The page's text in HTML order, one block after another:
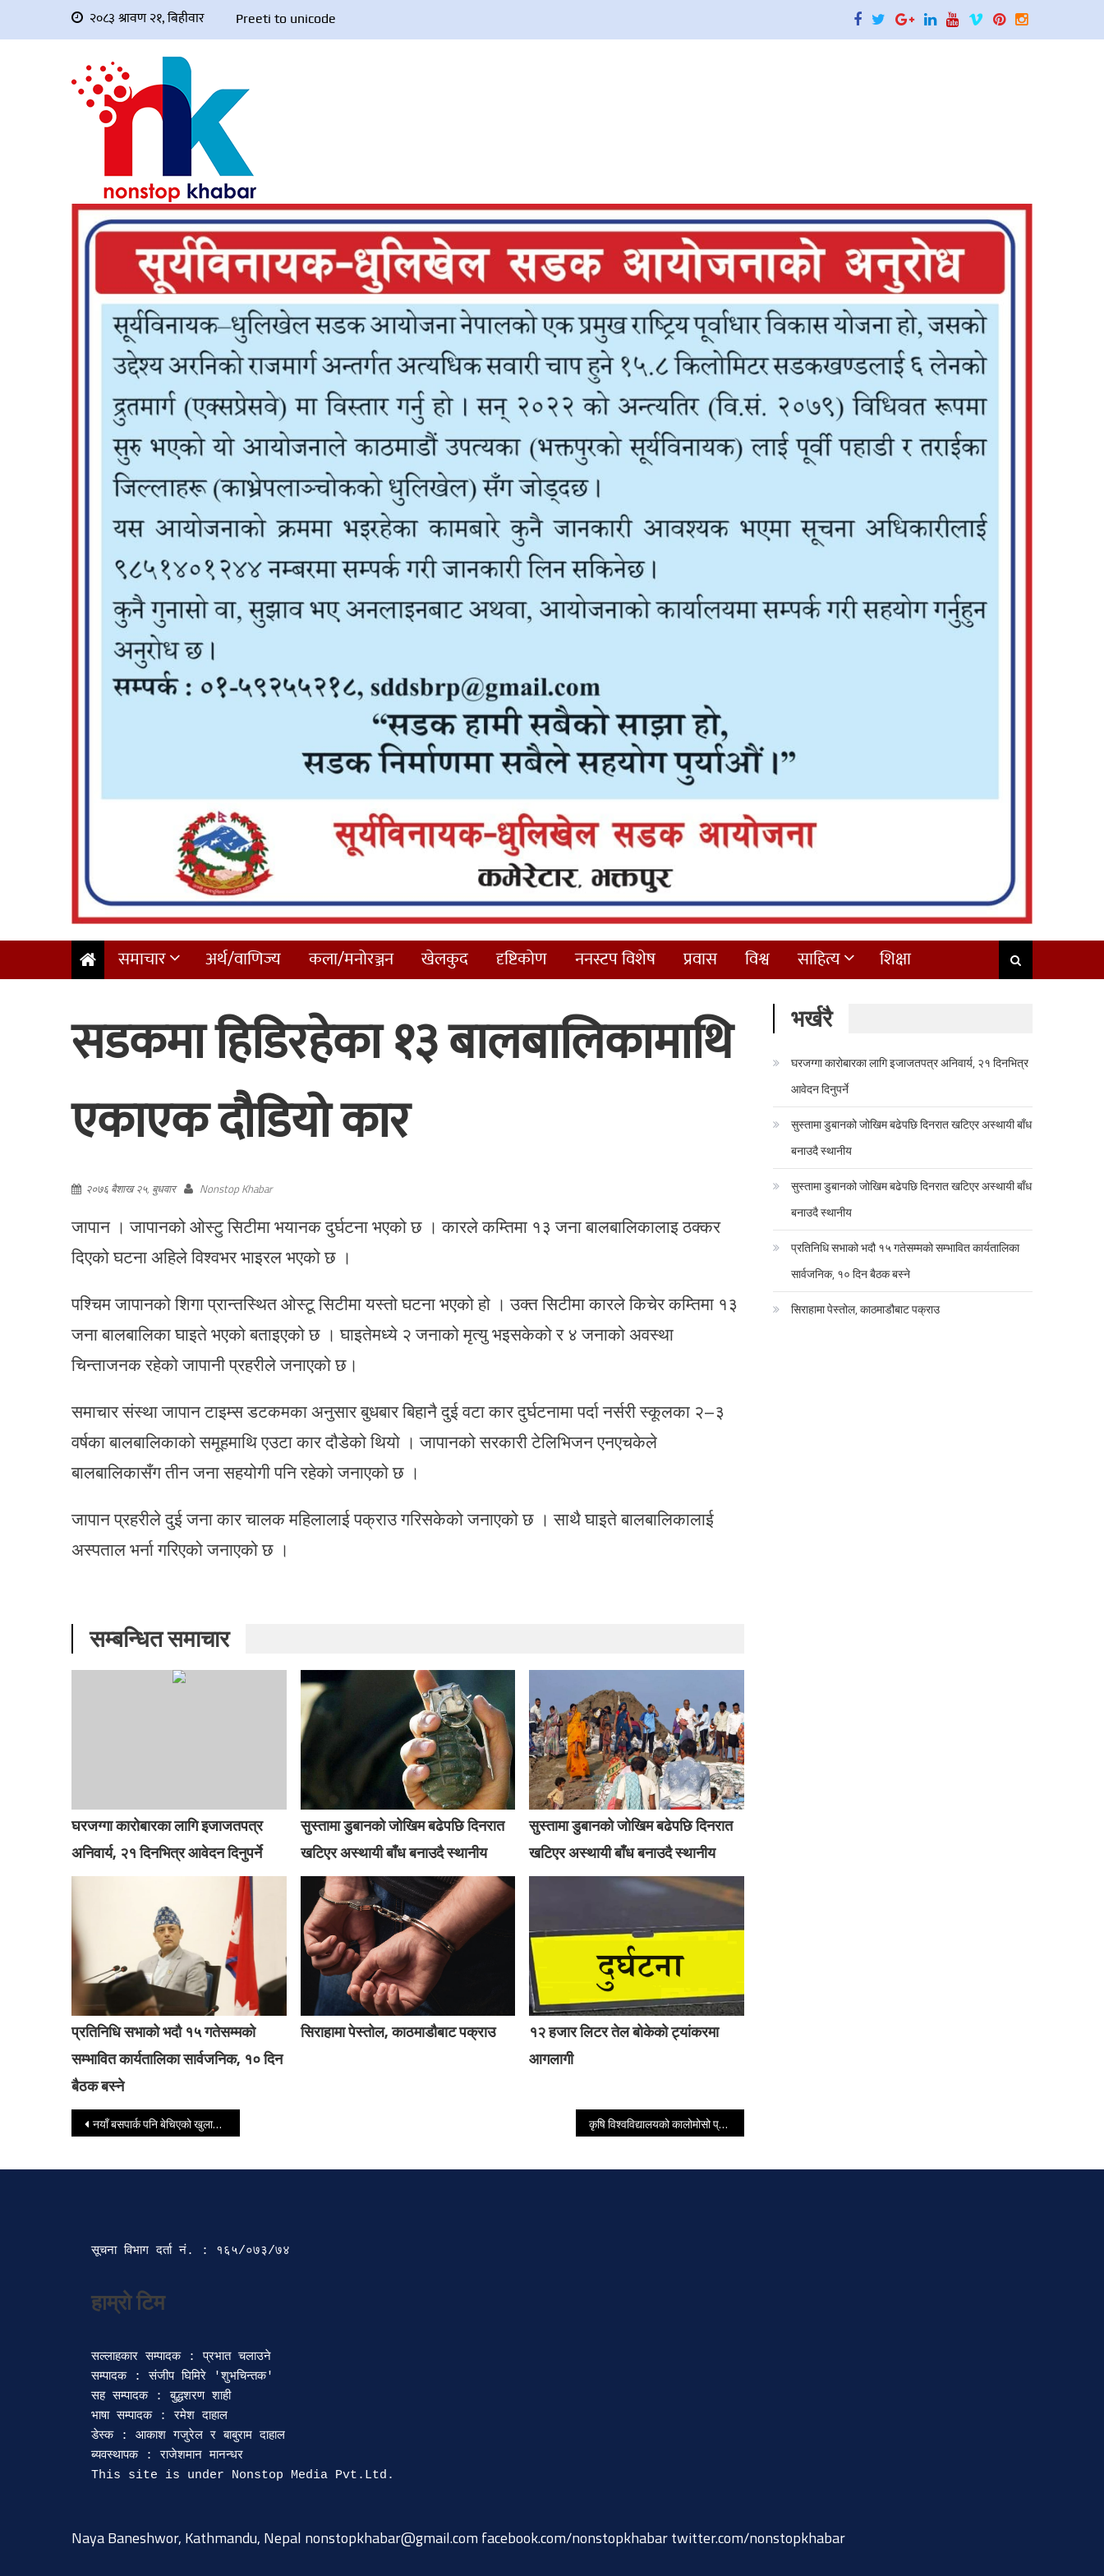
२०८३ श्रावण २१, बिहीवार Preeti to unicode
समाचार अर्थ/वाणिज्य कला/मनोरञ्जन खेलकुद दृष्टिकोण ननस्टप विशेष प्रवास विश्व साहित्य शिक्षा
सडकमा हिडिरहेका १३ बालबालिकामाथि
एकाएक दौडियो कार
२०७६ बैशाख २५, बुधवार Nonstop Khabar
जापान । जापानको ओस्टु सिटीमा भयानक दुर्घटना भएको छ । कारले कम्तिमा १३ जना बालबालिकालाइ ठक्कर
दिएको घटना अहिले विश्वभर भाइरल भएको छ ।
पश्चिम जापानको शिगा प्रान्तस्थित ओस्टू सिटीमा यस्तो घटना भएको हो । उक्त सिटीमा कारले किचेर कम्तिमा १३
जना बालबालिका घाइते भएको बताइएको छ । घाइतेमध्ये २ जनाको मृत्यु भइसकेको र ४ जनाको अवस्था
चिन्ताजनक रहेको जापानी प्रहरीले जनाएको छ।
समाचार संस्था जापान टाइम्स डटकमका अनुसार बुधबार बिहानै दुई वटा कार दुर्घटनामा पर्दा नर्सरी स्कूलका २–३
वर्षका बालबालिकाको समूहमाथि एउटा कार दौडेको थियो । जापानको सरकारी टेलिभिजन एनएचकेले
बालबालिकासँग तीन जना सहयोगी पनि रहेको जनाएको छ ।
जापान प्रहरीले दुई जना कार चालक महिलालाई पक्राउ गरिसकेको जनाएको छ । साथै घाइते बालबालिकालाई
अस्पताल भर्ना गरिएको जनाएको छ ।
सम्बन्धित समाचार
घरजग्गा कारोबारका लागि इजाजतपत्र
अनिवार्य, २१ दिनभित्र आवेदन दिनुपर्ने
सुस्तामा डुबानको जोखिम बढेपछि दिनरात
खटिएर अस्थायी बाँध बनाउदै स्थानीय
सुस्तामा डुबानको जोखिम बढेपछि दिनरात
खटिएर अस्थायी बाँध बनाउदै स्थानीय
प्रतिनिधि सभाको भदौ १५ गतेसम्मको
सम्भावित कार्यतालिका सार्वजनिक, १० दिन
बैठक बस्ने
सिराहामा पेस्तोल, काठमाडौबाट पक्राउ
१२ हजार लिटर तेल बोकेको ट्यांकरमा
आगलागी
Post navigation
नयाँ बसपार्क पनि बेचिएको खुलासा, लोत्सेले मच्चायो यस्तोसम्म ब्रम्हलुट कृषि विश्वविद्यालयको कालोमोसो प्रकरण सुल्झिएन, आन्दोलनले पढाइ ठप्प
भर्खरै
घरजग्गा कारोबारका लागि इजाजतपत्र अनिवार्य, २१ दिनभित्र
आवेदन दिनुपर्ने
सुस्तामा डुबानको जोखिम बढेपछि दिनरात खटिएर अस्थायी बाँध
बनाउदै स्थानीय
सुस्तामा डुबानको जोखिम बढेपछि दिनरात खटिएर अस्थायी बाँध
बनाउदै स्थानीय
प्रतिनिधि सभाको भदौ १५ गतेसम्मको सम्भावित कार्यतालिका
सार्वजनिक, १० दिन बैठक बस्ने
सिराहामा पेस्तोल, काठमाडौबाट पक्राउ
सूचना विभाग दर्ता‍ नं. : १६५/०७३/७४
हाम्रो टिम
सल्लाहकार सम्पादक : प्रभात चलाउने
सम्पादक : संजीप घिमिरे 'शुभचिन्तक'
सह सम्पादक : बुद्धशरण शाही
भाषा सम्पादक : रमेश दाहाल
डेस्क : आकाश गजुरेल र बाबुराम दाहाल
ब्यवस्थापक : राजेशमान मानन्धर
Naya Baneshwor, Kathmandu, Nepal nonstopkhabar@gmail.com facebook.com/nonstopkhabar twitter.com/nonstopkhabar